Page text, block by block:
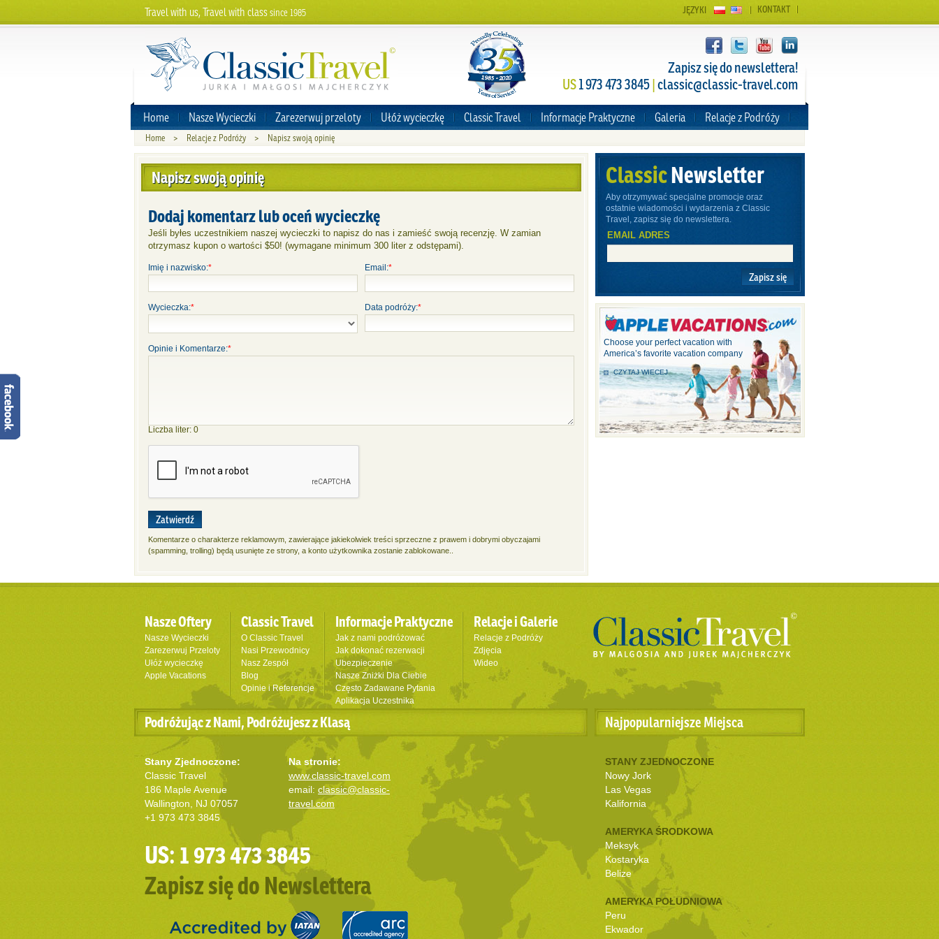
Travel with us, Travel with classsince 1985 KONTAKT
JĘZYKI
Zapisz się do newslettera!
US1 973 473 3845|classic@classic-travel.com
Home Nasze Wycieczki Zarezerwuj przeloty Ułóż wycieczkę Classic Travel Informacje Praktyczne Galeria Relacje z Podróży
Home > Relacje z Podróży > Napisz swoją opinię
Napisz swoją opinię
Dodaj komentarz lub oceń wycieczkę
Jeśli byłes uczestnikiem naszej wycieczki to napisz do nas i zamieść swoją recenzję. W zamian
otrzymasz kupon o wartości $50! (wymagane minimum 300 liter z odstępami).
Imię i nazwisko:* Email:*
Wycieczka:* Data podróży:*
Opinie i Komentarze:*
Liczba liter: 0
Zatwierdź
Komentarze o charakterze reklamowym, zawierające jakiekolwiek treści sprzeczne z prawem i dobrymi obyczajami
(spamming, trolling) będą usunięte ze strony, a konto użytkownika zostanie zablokowane..
ClassicNewsletter
Aby otrzymywać specjalne promocje oraz
ostatnie wiadomości i wydarzenia z Classic
Travel, zapisz się do newslettera.
EMAIL ADRES
Zapisz się
Choose your perfect vacation with
America’s favorite vacation company
CZYTAJ WIECEJ
Nasze Oftery
Nasze Wycieczki
Zarezerwuj Przeloty
Ułóż wycieczkę
Apple Vacations
Classic Travel
O Classic Travel
Nasi Przewodnicy
Nasz Zespół
Blog
Opinie i Referencje
Informacje Praktyczne
Jak z nami podróżować
Jak dokonać rezerwacji
Ubezpieczenie
Nasze Zniżki Dla Ciebie
Często Zadawane Pytania
Aplikacja Uczestnika
Relacje i Galerie
Relacje z Podróży
Zdjęcia
Wideo
Podróżując z Nami, Podróżujesz z Klasą
Stany Zjednoczone:
Classic Travel
186 Maple Avenue
Wallington, NJ 07057
+1 973 473 3845
Na stronie:
www.classic-travel.com
email: classic@classic-
travel.com
US: 1 973 473 3845
Zapisz się do Newslettera
Najpopularniejsze Miejsca
STANY ZJEDNOCZONE
Nowy Jork
Las Vegas
Kalifornia
AMERYKA ŚRODKOWA
Meksyk
Kostaryka
Belize
AMERYKA POŁUDNIOWA
Peru
Ekwador